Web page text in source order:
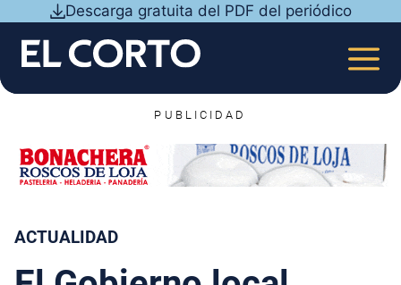
contenido
Descarga gratuita del PDF del periódico
PUBLICIDAD
ACTUALIDAD